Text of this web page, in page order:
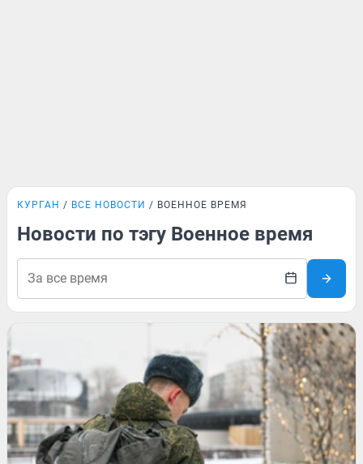
КУРГАН ВСЕ НОВОСТИ ВОЕННОЕ ВРЕМЯ
Новости по тэгу Военное время